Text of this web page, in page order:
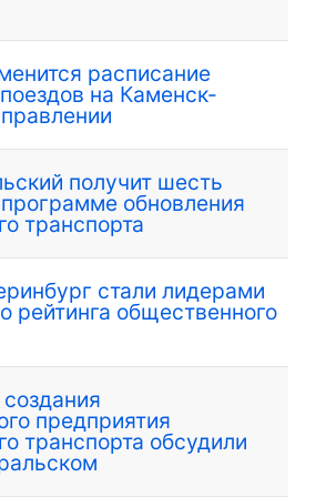
расписание
на Каменск-
получит шесть
обновления
транспорта
стали лидерами
рейтинга общественного
предприятия
транспорта обсудили